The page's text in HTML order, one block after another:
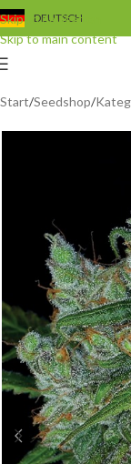
Skip to navigation
Skip to main content
DEUTSCH
Start/Seedshop/